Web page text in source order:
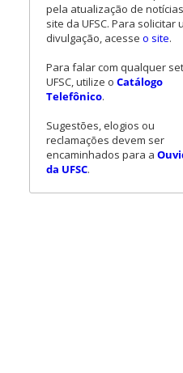
pela atualização de
site da UFSC. Para solicitar
divulgação, acesse o site.
Para falar com qualquer
UFSC, utilize o Catálogo
Telefônico.
Sugestões, elogios ou
reclamações devem ser
encaminhados para a
da UFSC.